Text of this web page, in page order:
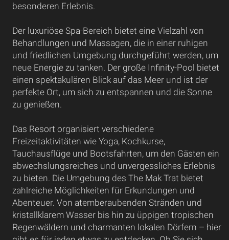
besonderen Erlebnis.
Der luxuriöse Spa-Bereich bietet eine Vielzahl von
Behandlungen und Massagen, die in einer ruhigen
und friedlichen Umgebung durchgeführt werden, um
neue Energie zu tanken. Der große Infinity-Pool bietet
einen spektakulären Blick auf das Meer und ist der
perfekte Ort, um sich zu entspannen und die Sonne
zu genießen.
Das Resort organisiert verschiedene
Freizeitaktivitäten wie Yoga, Kochkurse,
Tauchausflüge und Bootsfahrten, um den Gästen ein
abwechslungsreiches und unvergessliches Erlebnis
zu bieten. Die Umgebung des The Mak Trat bietet
zahlreiche Möglichkeiten für Erkundungen und
Abenteuer. Von atemberaubenden Stränden und
kristallklarem Wasser bis hin zu üppigen tropischen
Regenwäldern und charmanten lokalen Dörfern – hier